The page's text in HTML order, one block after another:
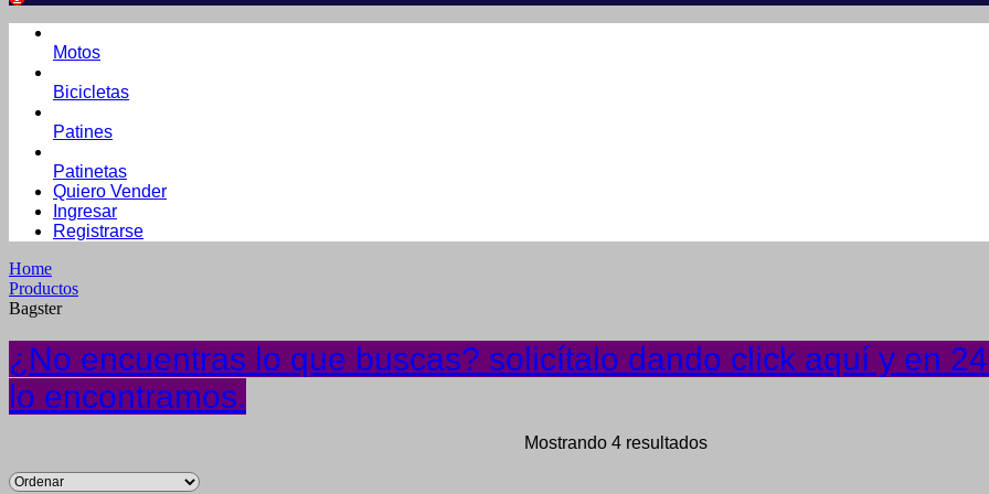
Motos
Bicicletas
Patines
Patinetas
Quiero Vender
Ingresar
Registrarse
Home
Productos
Bagster
¿No encuentras lo que buscas? solicítalo dando click aquí y en
lo encontramos.
Mostrando 4 resultados